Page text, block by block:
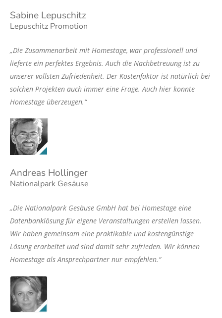
Sabine Lepuschitz
Lepuschitz Promotion
„Die Zusammenarbeit mit Homestage, war professionell und
lieferte ein perfektes Ergebnis. Auch die Nachbetreuung ist zu
unserer vollsten Zufriedenheit. Der Kostenfaktor ist natürlich bei
solchen Projekten auch immer eine Frage. Auch hier konnte
Homestage überzeugen.“
Andreas Hollinger
Nationalpark Gesäuse
„Die Nationalpark Gesäuse GmbH hat bei Homestage eine
Datenbanklösung für eigene Veranstaltungen erstellen lassen.
Wir haben gemeinsam eine praktikable und kostengünstige
Lösung erarbeitet und sind damit sehr zufrieden. Wir können
Homestage als Ansprechpartner nur empfehlen.“